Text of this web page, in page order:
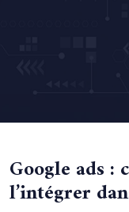
Google ads :
l’intégrer